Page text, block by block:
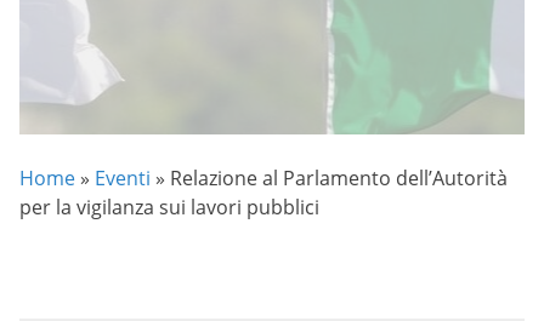
Home » Eventi » Relazione al Parlamento dell’Autorità
per la vigilanza sui lavori pubblici